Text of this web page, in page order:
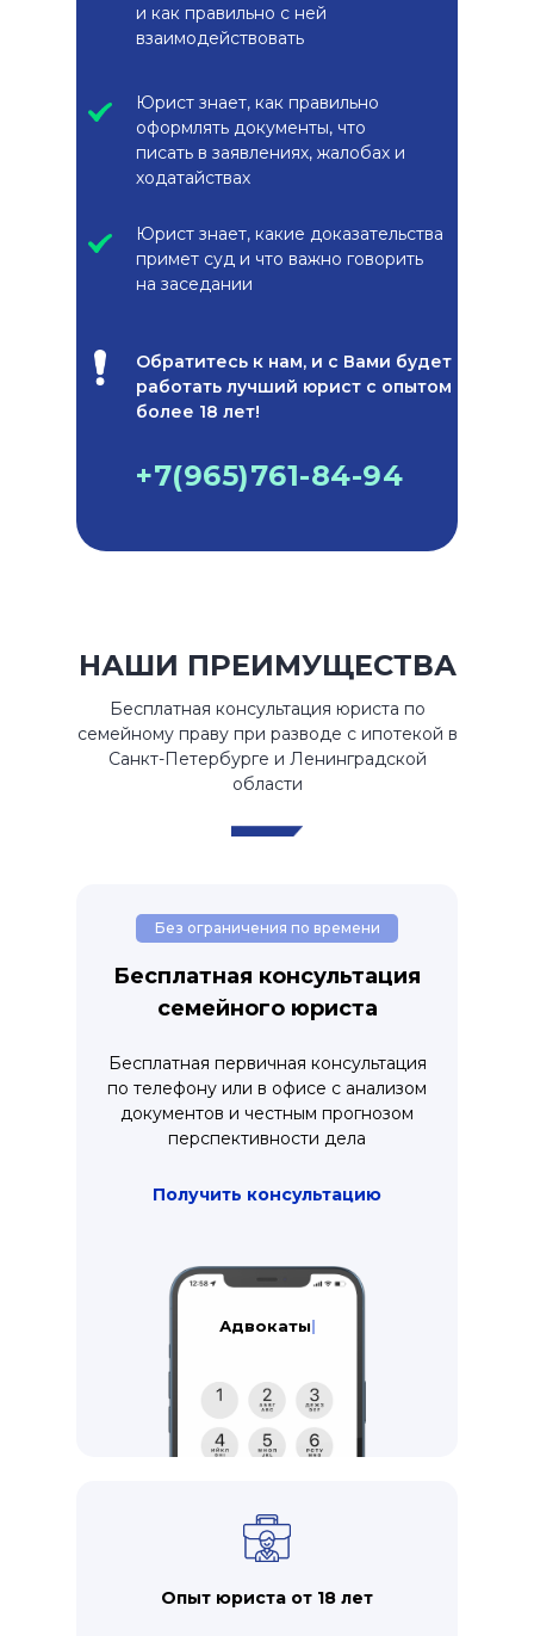
и как правильно с ней
взаимодействовать
Юрист знает, как правильно
оформлять документы, что
писать в заявлениях, жалобах и
ходатайствах
Юрист знает, какие доказательства
примет суд и что важно говорить
на заседании
Обратитесь к нам, и с Вами будет
работать лучший юрист с опытом
более 18 лет!
+7(965)761-84-94
НАШИ ПРЕИМУЩЕСТВА
Бесплатная консультация юриста по
семейному праву при разводе с ипотекой в
Санкт-Петербурге и Ленинградской
области
Опыт юриста от 18 лет
Бесплатная консультация
семейного юриста
Бесплатная первичная консультация
по телефону или в офисе с анализом
документов и честным прогнозом
перспективности дела
Получить консультацию
Без ограничения по времени
Консультац